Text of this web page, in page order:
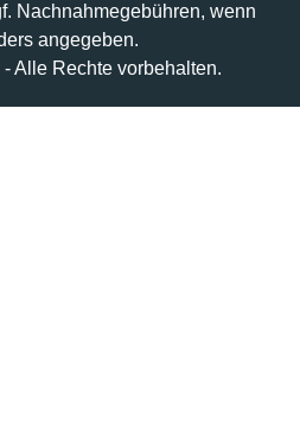
Nachnahmegebühren, wenn
angegeben.
Alle Rechte vorbehalten.